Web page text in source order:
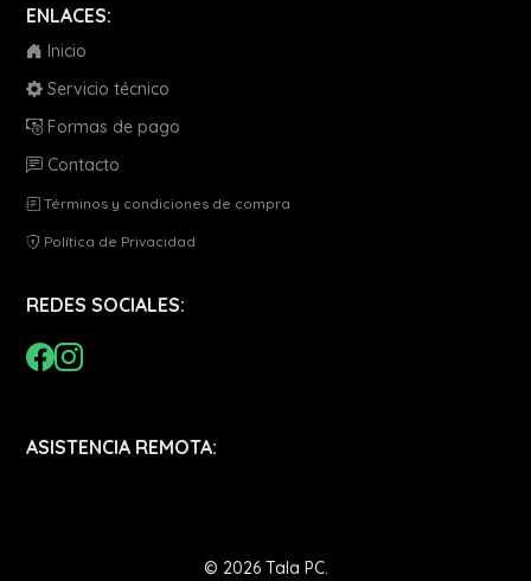
ENLACES:
Inicio
Servicio técnico
Formas de pago
Contacto
Términos y condiciones de compra
Política de Privacidad
REDES SOCIALES:
ASISTENCIA REMOTA:
© 2026 Tala PC.